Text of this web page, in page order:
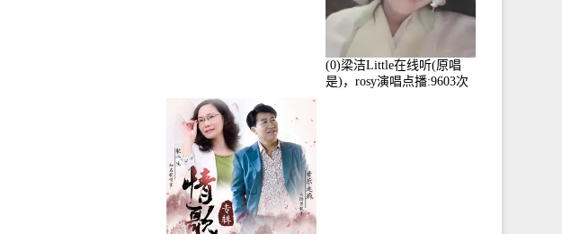
(0)梁洁Little在线听(原唱
是)，rosy演唱点播:9603次